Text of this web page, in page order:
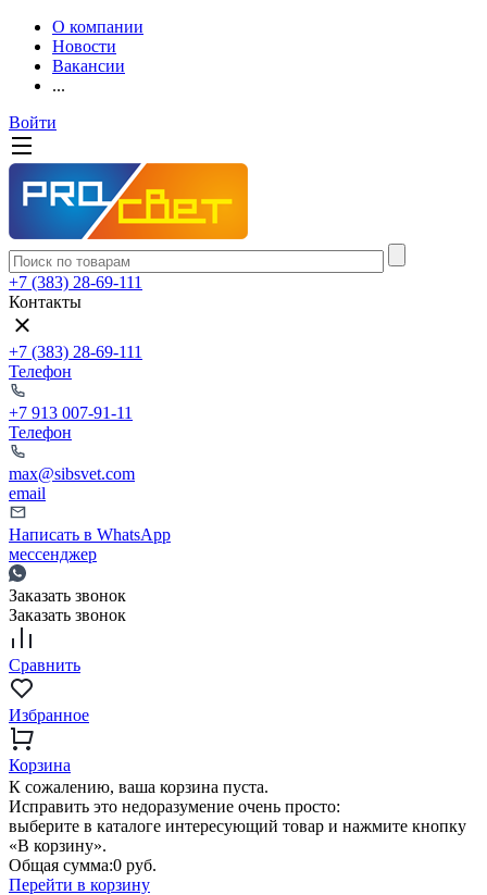
О компании
Новости
Вакансии
...
Войти
+7 (383) 28-69-111
Контакты
+7 (383) 28-69-111
Телефон
+7 913 007-91-11
Телефон
max@sibsvet.com
email
Написать в WhatsApp
мессенджер
Заказать звонок
Заказать звонок
Сравнить
Избранное
Корзина
К сожалению, ваша корзина пуста.
Исправить это недоразумение очень просто:
выберите в каталоге интересующий товар и нажмите кнопку
«В корзину».
Общая сумма:0 руб.
Перейти в корзину